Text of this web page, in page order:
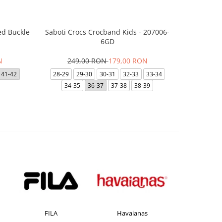
Buckle
41-42
Saboti Crocs Crocband Kids - 207006-
6GD
249,00 RON179,00 RON
28-29 29-30 30-31 32-33
33-34
34-35
36-37 37-38 38-39
FILA Havaianas